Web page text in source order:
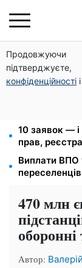
Продовжуючи
конфіденційності
Пенсія по
до 10 625 грн
Федоров
пропонує
10 заявок —
прав,
Виплати ВПО
470 млн
оборонні
Автор: